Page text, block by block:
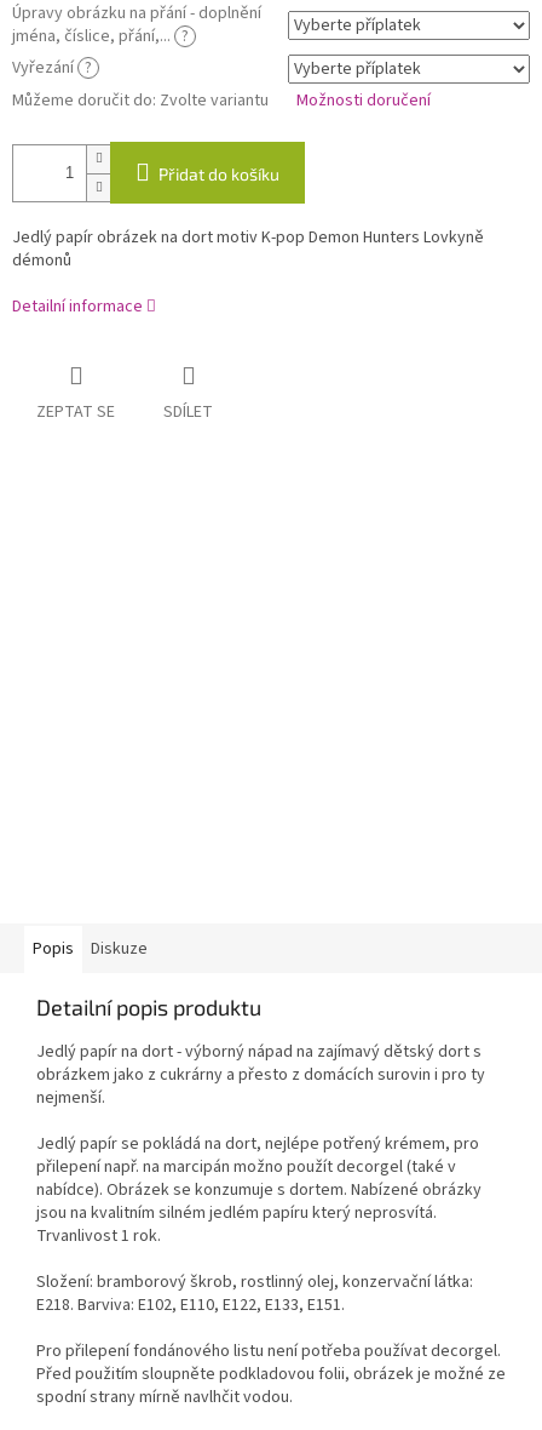
Úpravy obrázku na přání - doplnění
jména, číslice, přání,... ?
Vyřezání ?
Můžeme doručit do: Zvolte variantu Možnosti doručení
Přidat do košíku
Jedlý papír obrázek na dort motiv K-pop Demon Hunters Lovkyně
démonů
Detailní informace
ZEPTAT SE SDÍLET
Popis Diskuze
Detailní popis produktu
Jedlý papír na dort - výborný nápad na zajímavý dětský dort s
obrázkem jako z cukrárny a přesto z domácích surovin i pro ty
nejmenší.
Jedlý papír se pokládá na dort, nejlépe potřený krémem, pro
přilepení např. na marcipán možno použít decorgel (také v
nabídce). Obrázek se konzumuje s dortem. Nabízené obrázky
jsou na kvalitním silném jedlém papíru který neprosvítá.
Trvanlivost 1 rok.
Složení: bramborový škrob, rostlinný olej, konzervační látka:
E218. Barviva: E102, E110, E122, E133, E151.
Pro přilepení fondánového listu není potřeba používat decorgel.
Před použitím sloupněte podkladovou folii, obrázek je možné ze
spodní strany mírně navlhčit vodou.